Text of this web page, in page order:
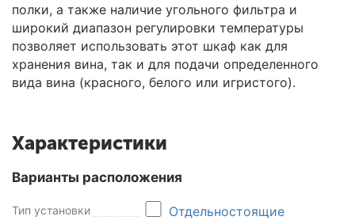
полки, а также наличие угольного фильтра и
широкий диапазон регулировки температуры
позволяет использовать этот шкаф как для
хранения вина, так и для подачи определенного
вида вина (красного, белого или игристого).
Характеристики
Варианты расположения
Тип установки Отдельностоящие